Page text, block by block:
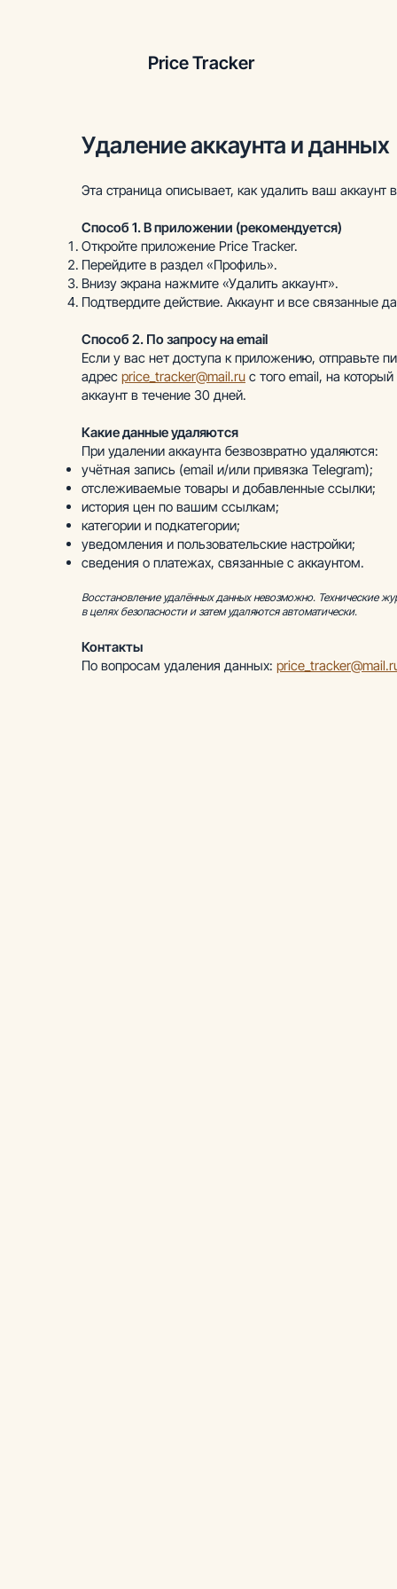
Price Tracker
Удаление аккаунта и данных
Эта страница описывает, как удалить ваш
Способ 1. В приложении (рекомендуется)
Откройте приложение Price Tracker.
Перейдите в раздел «Профиль».
Внизу экрана нажмите «Удалить аккаунт».
Подтвердите действие. Аккаунт и все связанные
Способ 2. По запросу на email
Если у вас нет доступа к приложению, отправьте
адрес price_tracker@mail.ru с того email, на
аккаунт в течение 30 дней.
Какие данные удаляются
При удалении аккаунта безвозвратно удаляются:
учётная запись (email и/или привязка Telegram);
отслеживаемые товары и добавленные ссылки;
история цен по вашим ссылкам;
категории и подкатегории;
уведомления и пользовательские настройки;
сведения о платежах, связанные с аккаунтом.
Восстановление удалённых данных невозможно. Технические
в целях безопасности и затем удаляются автоматически.
Контакты
По вопросам удаления данных: